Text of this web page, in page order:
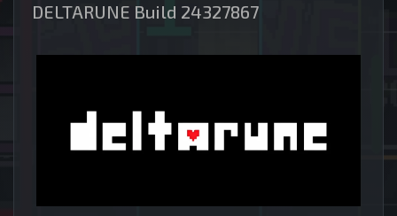
DELTARUNE Build 24327867